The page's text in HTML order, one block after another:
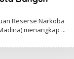
Reserse Narkoba
menangkap